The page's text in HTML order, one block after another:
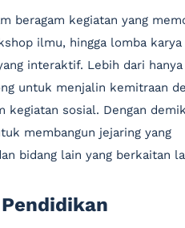
beragam kegiatan yang
ilmu, hingga lomba karya
interaktif. Lebih dari hanya
untuk menjalin kemitraan
sosial. Dengan
membangun jejaring yang
bidang lain yang berkaitan